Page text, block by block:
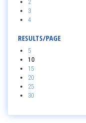
2
3
4
RESULTS/PAGE
5
10
15
20
25
30